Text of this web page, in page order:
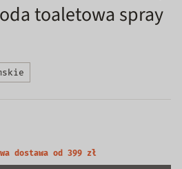
toaletowa spray
dostawa od 399 zł